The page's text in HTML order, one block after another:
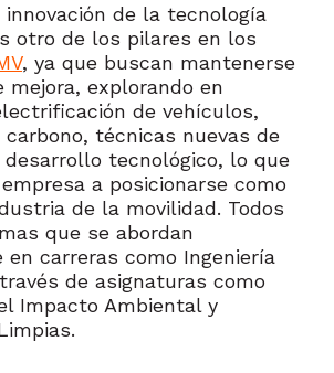
de la tecnología
otro de los pilares en los
, ya que buscan mantenerse
mejora, explorando en
de vehículos,
técnicas nuevas de
desarrollo tecnológico, lo que
a posicionarse como
de la movilidad. Todos
que se abordan
carreras como Ingeniería
de asignaturas como
Impacto Ambiental y